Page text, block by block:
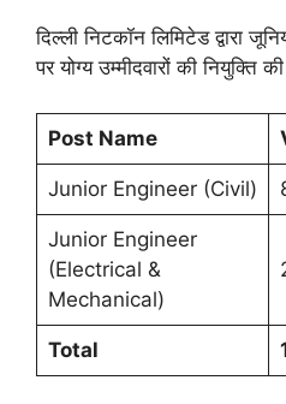
दिल्ली निटकॉन लिमिटेड द्वारा
पर योग्य उम्मीदवारों की नियुक्ति
Post Name
Junior Engineer (Civil)
Junior Engineer
(Electrical &
Mechanical)
Total